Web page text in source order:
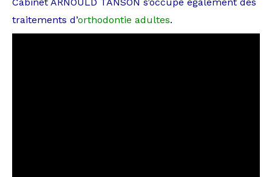
traitements d’orthodontie adultes.